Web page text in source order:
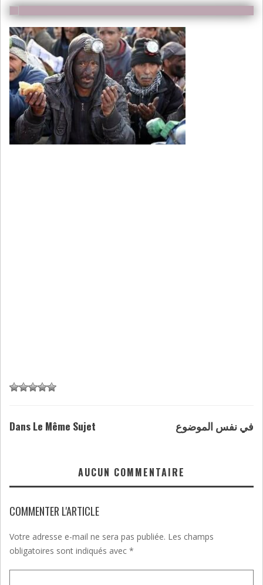
Dans Le Même Sujet في نفس الموضوع
AUCUN COMMENTAIRE
COMMENTER L'ARTICLE
Votre adresse e-mail ne sera pas publiée. Les champs
obligatoires sont indiqués avec *